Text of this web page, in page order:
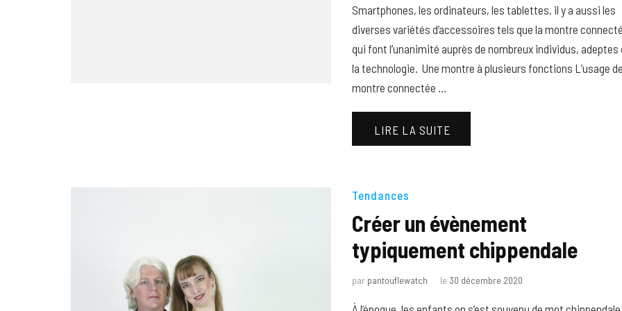
Smartphones, les ordinateurs, les tablettes, il y a aussi les
diverses variétés d’accessoires tels que la montre
qui font l’unanimité auprès de nombreux individus, adeptes
la technologie. Une montre à plusieurs fonctions L’usage
montre connectée …
LIRE LA SUITE
Tendances
Créer un évènement
typiquement chippendale
par pantouflewatch le 30 décembre 2020